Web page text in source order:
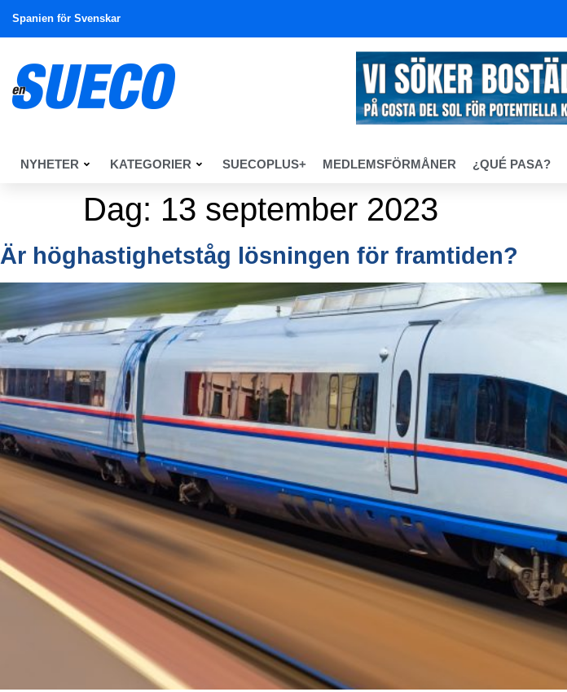
Spanien för Svenskar
NYHETER KATEGORIER SUECOPLUS+ MEDLEMSFÖRMÅNER ¿QUÉ PASA?
Dag: 13 september 2023
Är höghastighetståg lösningen för framtiden?